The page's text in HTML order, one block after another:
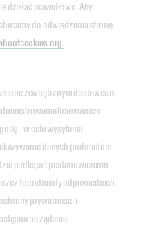
działać prawidłowo. Aby
do odwiedzenia stronę
zewnętrznym dostawcom
losowaniem
– w celu wysyłania
danych podmiotom
podlegać postanowieniom
te podmioty odpowiednich
prywatności i
na żądanie.